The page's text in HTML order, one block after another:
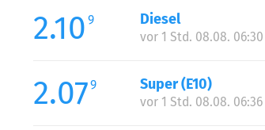
Mittwoch:
Donnerstag:
Samstag:
Sonntag:
2.10 9 Diesel
vor 1 Std. 08.08.
2.079 Super (E10)
vor 1 Std. 08.08.